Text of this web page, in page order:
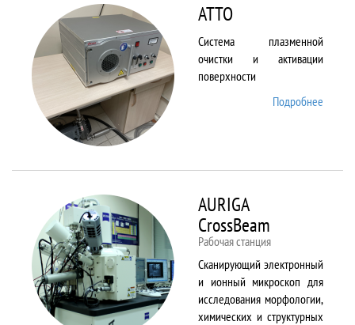
ATTO
Система плазменной
очистки и активации
поверхности
Подробнее
AURIGA
CrossBeam
Рабочая станция
Сканирующий электронный
и ионный микроскоп для
исследования морфологии,
химических и структурных